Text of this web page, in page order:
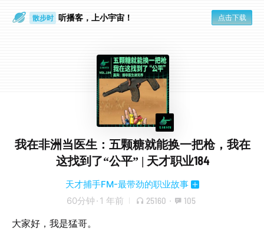
散步时 听播客，上小宇宙！ 点击下载
我在非洲当医生：五颗糖就能换一把枪，我在
这找到了“公平” | 天才职业184
天才捕手FM-最带劲的职业故事
60分钟 · 1 年前 25160 · 105
大家好，我是猛哥。